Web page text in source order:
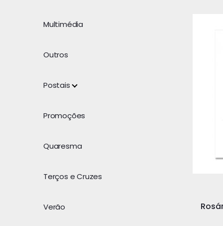
Multimédia
Outros
Postais
Promoções
Quaresma
Terços e Cruzes
Verão